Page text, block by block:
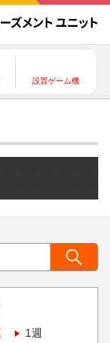
設置ゲーム機
1週